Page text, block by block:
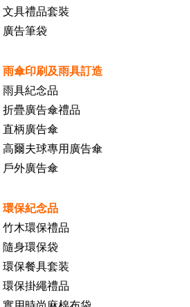
文具禮品套裝
廣告筆袋
雨傘印刷及雨具訂造
雨具紀念品
折疊廣告傘禮品
直柄廣告傘
高爾夫球專用廣告傘
戶外廣告傘
環保紀念品
竹木環保禮品
隨身環保袋
環保餐具套装
環保掛繩禮品